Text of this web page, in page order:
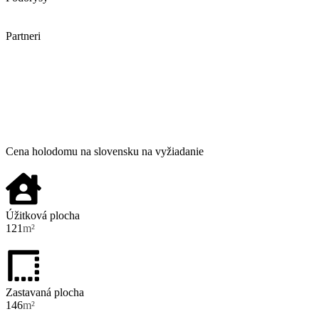
Partneri
Cena holodomu na slovensku na vyžiadanie
Úžitková plocha
121m²
Zastavaná plocha
146m²